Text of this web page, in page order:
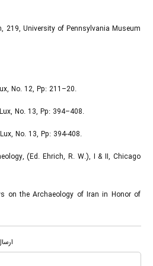
219, University of Pennsylvania Museum
No. 12, Pp: 211–20.
No. 13, Pp: 394–408.
No. 13, Pp: 394-408.
(Ed. Ehrich, R. W.), I & II, Chicago
on the Archaeology of Iran in Honor of